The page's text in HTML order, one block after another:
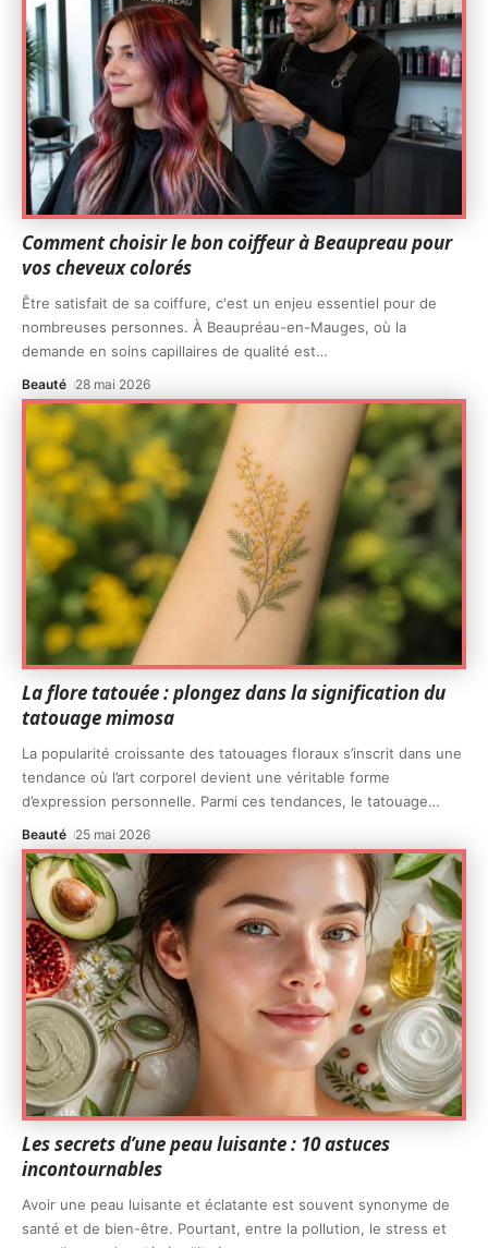
Comment choisir le bon coiffeur à Beaupreau pour
vos cheveux colorés
Être satisfait de sa coiffure, c'est un enjeu essentiel pour de
nombreuses personnes. À Beaupréau-en-Mauges, où la
demande en soins capillaires de qualité est…
Beauté 28 mai 2026
La flore tatouée : plongez dans la signification du
tatouage mimosa
La popularité croissante des tatouages floraux s’inscrit dans une
tendance où l’art corporel devient une véritable forme
d’expression personnelle. Parmi ces tendances, le tatouage…
Beauté 25 mai 2026
Les secrets d’une peau luisante : 10 astuces
incontournables
Avoir une peau luisante et éclatante est souvent synonyme de
santé et de bien-être. Pourtant, entre la pollution, le stress et